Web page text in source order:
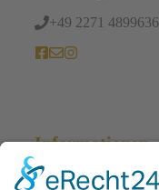
+49 2271 4899636
Informationen
Impressum